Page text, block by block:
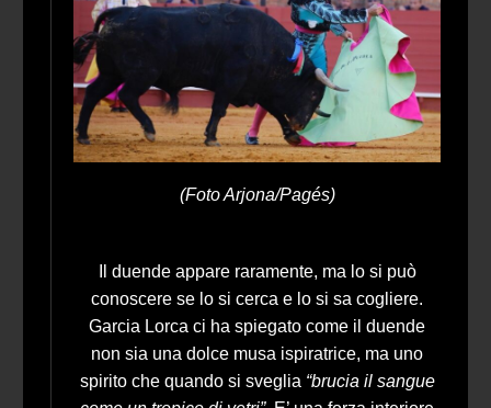
(Foto Arjona/Pagés)
Il duende appare raramente, ma lo si può
conoscere se lo si cerca e lo si sa cogliere.
Garcia Lorca ci ha spiegato come il duende
non sia una dolce musa ispiratrice, ma uno
spirito che quando si sveglia “brucia il sangue